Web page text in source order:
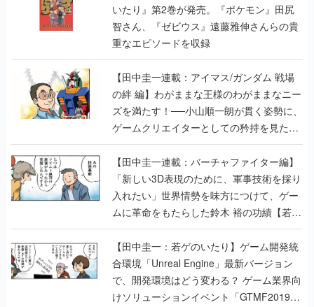
いたり』第2巻が発売。『ポケモン』田尻
智さん、『ゼビウス』遠藤雅伸さんらの貴
重なエピソードを収録
【田中圭一連載：アイマス/ガンダム 戦場
の絆 編】わがままな王様のわがままなニー
ズを満たす！──小山順一朗が貫く姿勢に、
ゲームクリエイターとしての矜持を見た
【若ゲのいたり最終回】
【田中圭一連載：バーチャファイター編】
「新しい3D表現のために、軍事技術を採り
入れたい」世界情勢を味方につけて、ゲー
ムに革命をもたらした鈴木 裕の功績【若ゲ
のいたり】
【田中圭一：若ゲのいたり】ゲーム開発統
合環境「Unreal Engine」最新バージョン
で、開発環境はどう変わる？ ゲーム業界向
けソリューションイベント「GTMF2019」